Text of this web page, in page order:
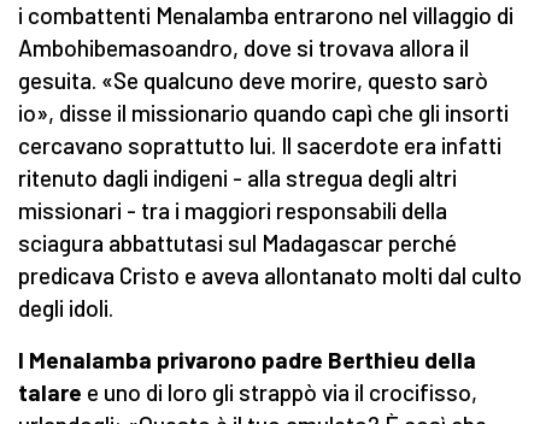
i combattenti Menalamba entrarono nel villaggio di
Ambohibemasoandro, dove si trovava allora il
gesuita. «Se qualcuno deve morire, questo sarò
io», disse il missionario quando capì che gli insorti
cercavano soprattutto lui. Il sacerdote era infatti
ritenuto dagli indigeni - alla stregua degli altri
missionari - tra i maggiori responsabili della
sciagura abbattutasi sul Madagascar perché
predicava Cristo e aveva allontanato molti dal culto
degli idoli.
I Menalamba privarono padre Berthieu della
talare e uno di loro gli strappò via il crocifisso,